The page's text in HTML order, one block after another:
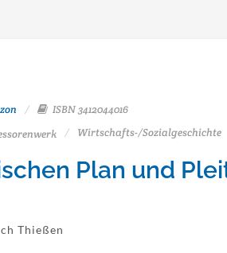
ISBN 3412044016
Wirtschafts-/Sozialgeschichte
Plan und
Thießen